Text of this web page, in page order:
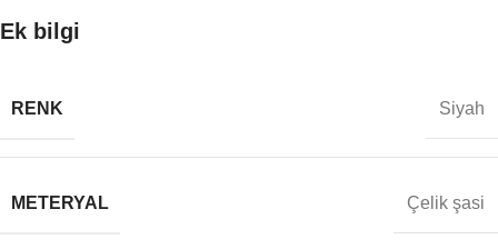
Ek bilgi
RENK Siyah
METERYAL Çelik şasi